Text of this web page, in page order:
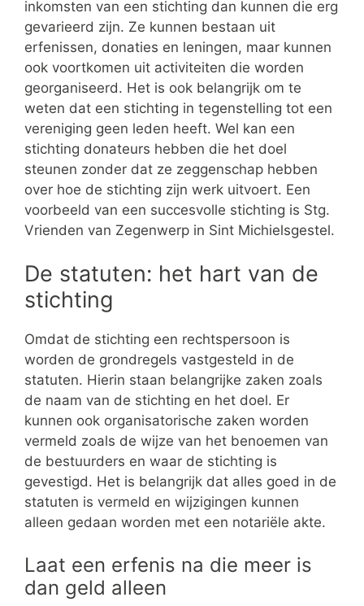
inkomsten van een stichting dan kunnen die erg
gevarieerd zijn. Ze kunnen bestaan uit
erfenissen, donaties en leningen, maar kunnen
ook voortkomen uit activiteiten die worden
georganiseerd. Het is ook belangrijk om te
weten dat een stichting in tegenstelling tot een
vereniging geen leden heeft. Wel kan een
stichting donateurs hebben die het doel
steunen zonder dat ze zeggenschap hebben
over hoe de stichting zijn werk uitvoert. Een
voorbeeld van een succesvolle stichting is Stg.
Vrienden van Zegenwerp in Sint Michielsgestel.
De statuten: het hart van de
stichting
Omdat de stichting een rechtspersoon is
worden de grondregels vastgesteld in de
statuten. Hierin staan belangrijke zaken zoals
de naam van de stichting en het doel. Er
kunnen ook organisatorische zaken worden
vermeld zoals de wijze van het benoemen van
de bestuurders en waar de stichting is
gevestigd. Het is belangrijk dat alles goed in de
statuten is vermeld en wijzigingen kunnen
alleen gedaan worden met een notariële akte.
Laat een erfenis na die meer is
dan geld alleen